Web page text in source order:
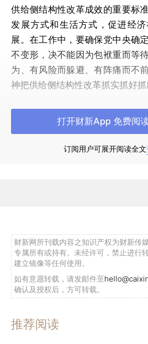
供给侧结构性改革成效的重要标
发展方式和生活方式，促进经
展。在工作中，要确保党中央确
不变形，决不能因为包袱重而等
为、有风险而躲避、有阵痛而不
神把供给侧结构性改革抓实抓好抓
在江西调研期间，张高丽先后
境整治示范工程、隆祥苑小区、
况，主持召开供给侧结构性改革
构优化升级；坚持做好“三农”
构建内陆双向开放新高地；坚持
把共享发展理念落到实处；着
展，全力打好脱贫攻坚战。
在海南调研期间，张高丽先后
程建设现场，了解海南生态修复
订阅用户可展开阅读全文
打开财新App 免费阅
财新网所刊载内容之知识产权为财新传
专属所有或持有。未经许可，禁止进行
建立镜像等任何使用。
如有意愿转载，请发邮件至
确认及授权后，方可转载。
推荐阅读